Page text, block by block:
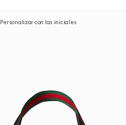
Personalizar con las iniciales